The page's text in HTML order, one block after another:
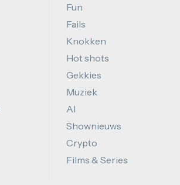
Fun
Fails
Knokken
Hot shots
Gekkies
Muziek
AI
Shownieuws
Crypto
Films & Series